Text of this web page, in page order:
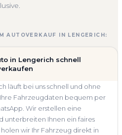
AUTOVERKAUF IN LENGERICH:
in Lengerich schnell
läuft bei uns schnell und ohne
Fahrzeugdaten bequem per
Wir erstellen eine
unterbreiten Ihnen ein faires
wir Ihr Fahrzeug direkt in